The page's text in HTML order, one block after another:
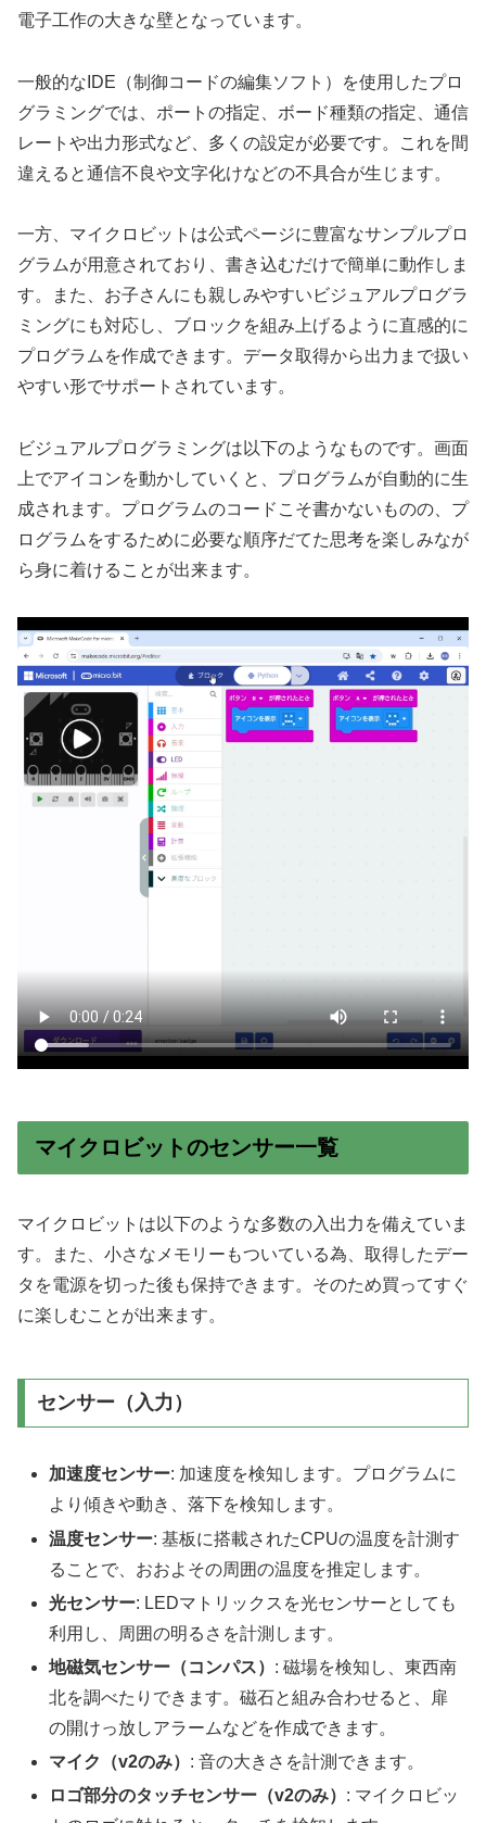
電子工作の大きな壁となっています。
一般的なIDE（制御コードの編集ソフト）を使用したプロ
グラミングでは、ポートの指定、ボード種類の指定、通信
レートや出力形式など、多くの設定が必要です。これを間
違えると通信不良や文字化けなどの不具合が生じます。
一方、マイクロビットは公式ページに豊富なサンプルプロ
グラムが用意されており、書き込むだけで簡単に動作しま
す。また、お子さんにも親しみやすいビジュアルプログラ
ミングにも対応し、ブロックを組み上げるように直感的に
プログラムを作成できます。データ取得から出力まで扱い
やすい形でサポートされています。
ビジュアルプログラミングは以下のようなものです。画面
上でアイコンを動かしていくと、プログラムが自動的に生
成されます。プログラムのコードこそ書かないものの、プ
ログラムをするために必要な順序だてた思考を楽しみなが
ら身に着けることが出来ます。
マイクロビットのセンサー一覧
マイクロビットは以下のような多数の入出力を備えていま
す。また、小さなメモリーもついている為、取得したデー
タを電源を切った後も保持できます。そのため買ってすぐ
に楽しむことが出来ます。
センサー（入力）
加速度センサー: 加速度を検知します。プログラムに
より傾きや動き、落下を検知します。
温度センサー: 基板に搭載されたCPUの温度を計測す
ることで、おおよその周囲の温度を推定します。
光センサー: LEDマトリックスを光センサーとしても
利用し、周囲の明るさを計測します。
地磁気センサー（コンパス） : 磁場を検知し、東西南
北を調べたりできます。磁石と組み合わせると、扉
の開けっ放しアラームなどを作成できます。
マイク（v2のみ） : 音の大きさを計測できます。
ロゴ部分のタッチセンサー（v2のみ） : マイクロビッ